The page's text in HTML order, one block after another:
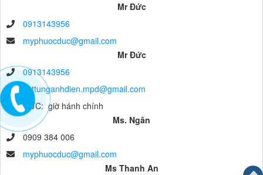
Mr Đức
0913143956
myphuocduc@gmail.com
Mr Đức
0913143956
vattunganhdien.mpd@gmail.com
anh ĐỨC: giờ hánh chính
Ms. Ngân
0909 384 006
myphuocduc@gmail.com
Ms Thanh An